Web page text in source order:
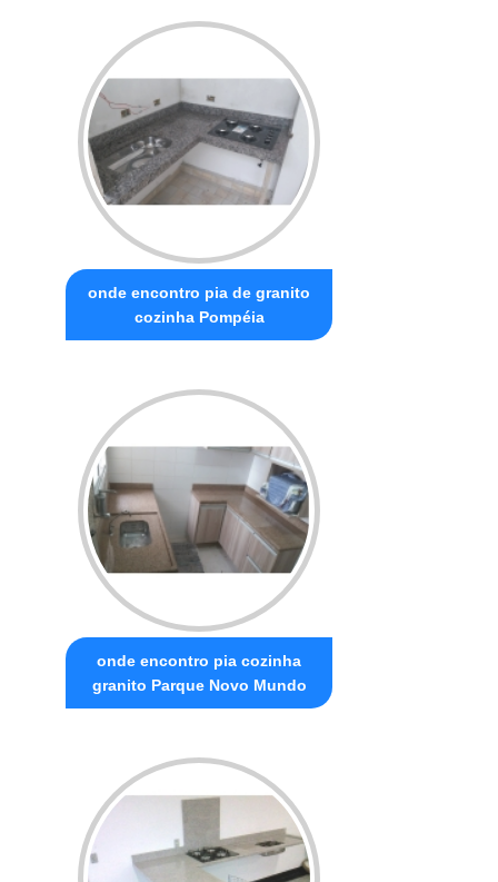
onde encontro pia de granito
cozinha Pompéia
onde encontro pia cozinha
granito Parque Novo Mundo